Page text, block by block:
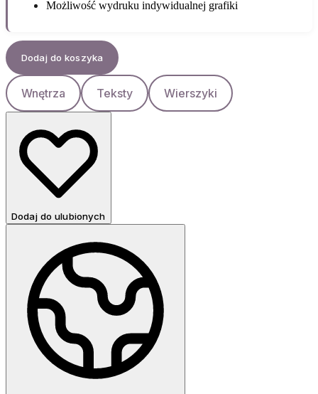
Możliwość wydruku indywidualnej grafiki
Dodaj do koszyka
Wnętrza Teksty Wierszyki
Dodaj do ulubionych